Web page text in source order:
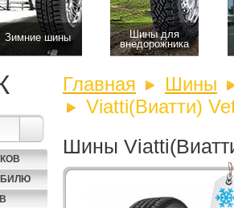
Зимние шины
Шины для
внедорожника
Главная
Шины
Viatti(Виатти)
Шины